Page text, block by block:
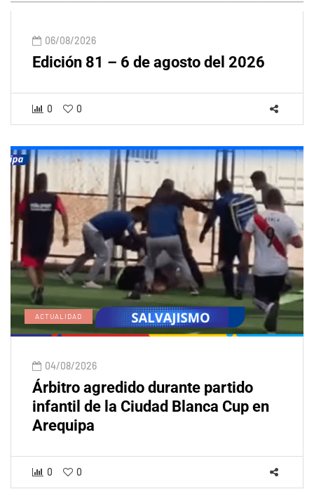
06/08/2026
Edición 81 – 6 de agosto del 2026
0 0
ACTUALIDAD
04/08/2026
Árbitro agredido durante partido
infantil de la Ciudad Blanca Cup en
Arequipa
0 0